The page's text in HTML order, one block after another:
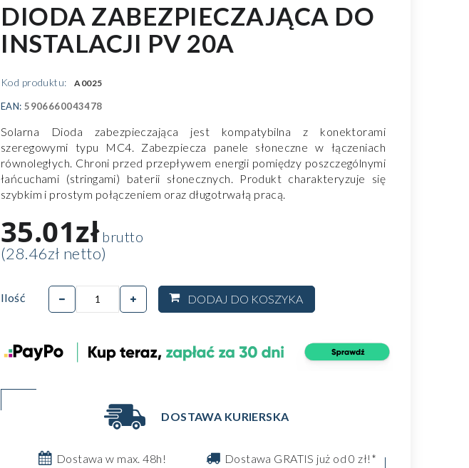
DIODA ZABEZPIECZAJĄCA DO
INSTALACJI PV 20A
Kod produktu: A0025
EAN: 5906660043478
Solarna Dioda zabezpieczająca jest kompatybilna z konektorami
szeregowymi typu MC4. Zabezpiecza panele słoneczne w łączeniach
równoległych. Chroni przed przepływem energii pomiędzy poszczególnymi
łańcuchami (stringami) baterii słonecznych. Produkt charakteryzuje się
szybkim i prostym połączeniem oraz długotrwałą pracą.
35.01złbrutto
(28.46zł netto)
Ilość DODAJ DO KOSZYKA
DOSTAWA KURIERSKA
Dostawa w max. 48h! Dostawa GRATIS już od 0 zł!*